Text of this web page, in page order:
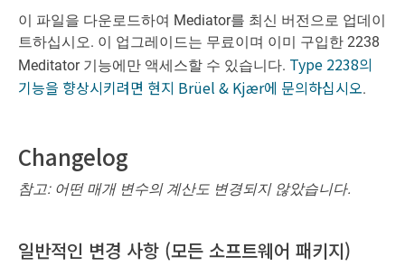
이 파일을 다운로드하여 Mediator를 최신 버전으로 업데이
트하십시오. 이 업그레이드는 무료이며 이미 구입한 2238
Meditator 기능에만 액세스할 수 있습니다. Type 2238의
기능을 향상시키려면 현지 Brüel & Kjær에 문의하십시오.
Changelog
참고: 어떤 매개 변수의 계산도 변경되지 않았습니다.
일반적인 변경 사항 (모든 소프트웨어 패키지)